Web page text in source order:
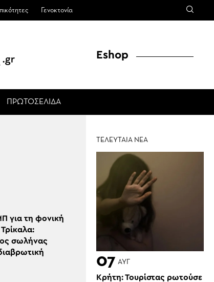
Γενοκτονία
ΠΡΩΤΟΣΕΛΙΔΑ
Eshop
για τη φονική
σωλήνας
ΤΕΛΕΥΤΑΙΑ ΝΕΑ
07 ΑΥΓ
Κρήτη: Τουρίστας ρωτούσε